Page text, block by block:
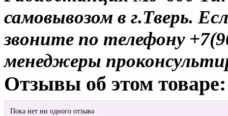
самовывозом в г.Тверь.
звоните по телефону
менеджеры
Отзывы об этом товаре:
Пока нет ни одного отзыва